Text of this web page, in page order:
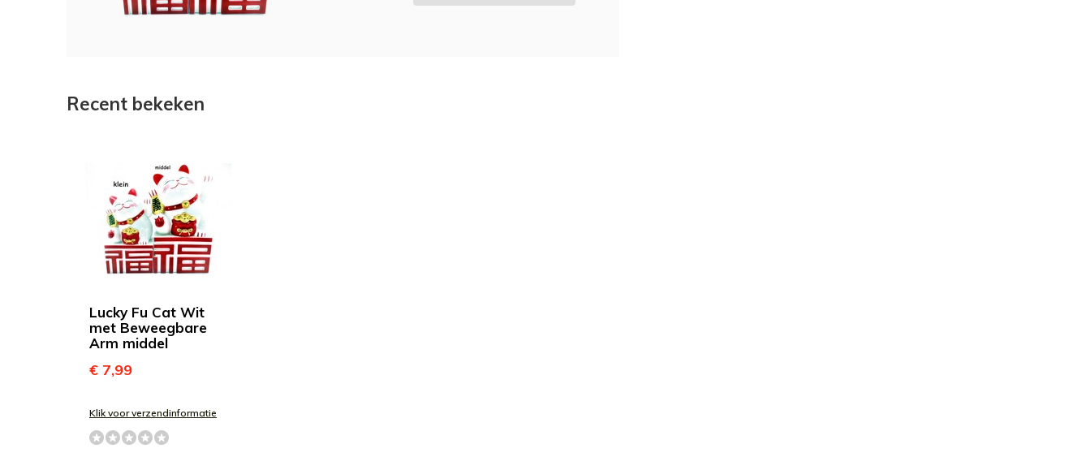
Recent bekeken
Lucky Fu Cat Wit
met Beweegbare
Arm middel
€ 7,99
Klik voor verzendinformatie